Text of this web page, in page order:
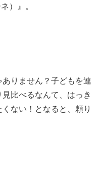
）』。
りません？子どもを連
比べるなんて、はっき
ない！となると、頼り